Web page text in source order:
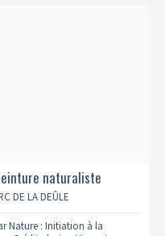
naturaliste
DE LA DEÛLE
Nature : Initiation à la